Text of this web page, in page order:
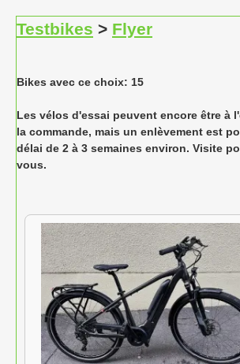
Testbikes > Flyer
Bikes avec ce choix: 15
Les vélos d'essai peuvent encore être à
la commande, mais un enlèvement est
délai de 2 à 3 semaines environ. Visite
vous.